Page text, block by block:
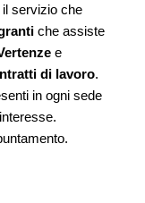
il servizio che
che assiste
e
di lavoro.
in ogni sede